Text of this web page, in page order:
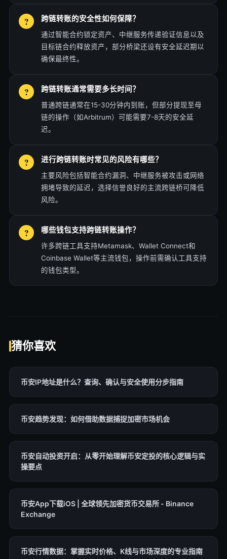
跨链转账的安全性如何保障？
通过智能合约锁定资产、中继服务传递验证信息以及
目标链合约释放资产，部分桥梁还设有安全延迟期以
确保最终性。
跨链转账通常需要多长时间？
普通跨链通常在15-30分钟内到账，但部分提现至母
链的操作（如Arbitrum）可能需要7-8天的安全延
迟。
进行跨链转账时常见的风险有哪些？
主要风险包括智能合约漏洞、中继服务被攻击或网络
拥堵导致的延迟，选择信誉良好的主流跨链桥可降低
风险。
哪些钱包支持跨链转账操作？
许多跨链工具支持Metamask、Wallet Connect和
Coinbase Wallet等主流钱包，操作前需确认工具支持
的钱包类型。
猜你喜欢
币安IP地址是什么？查询、确认与安全使用分步指南
币安趋势发现：如何借助数据捕捉加密市场机会
币安自动投资开启：从零开始理解币安定投的核心逻辑与实
操要点
币安App下载iOS | 全球领先加密货币交易所 - Binance
Exchange
币安行情数据：掌握实时价格、K线与市场深度的专业指南